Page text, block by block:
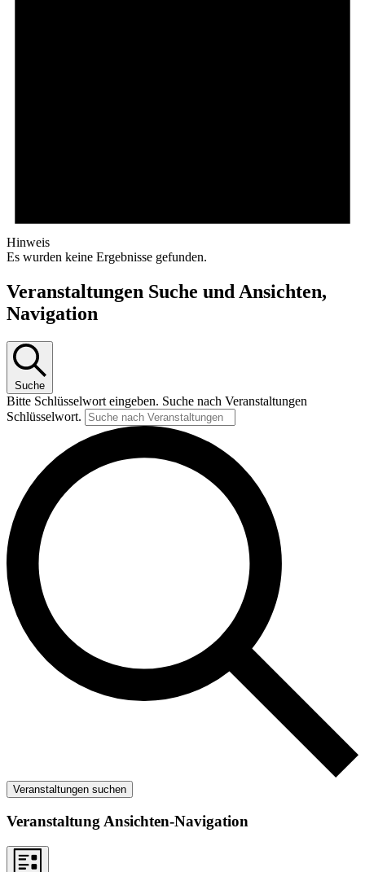
Hinweis
Es wurden keine Ergebnisse gefunden.
Veranstaltungen Suche und Ansichten,
Navigation
Suche
Bitte Schlüsselwort eingeben. Suche nach Veranstaltungen
Schlüsselwort.
Veranstaltungen suchen
Veranstaltung Ansichten-Navigation